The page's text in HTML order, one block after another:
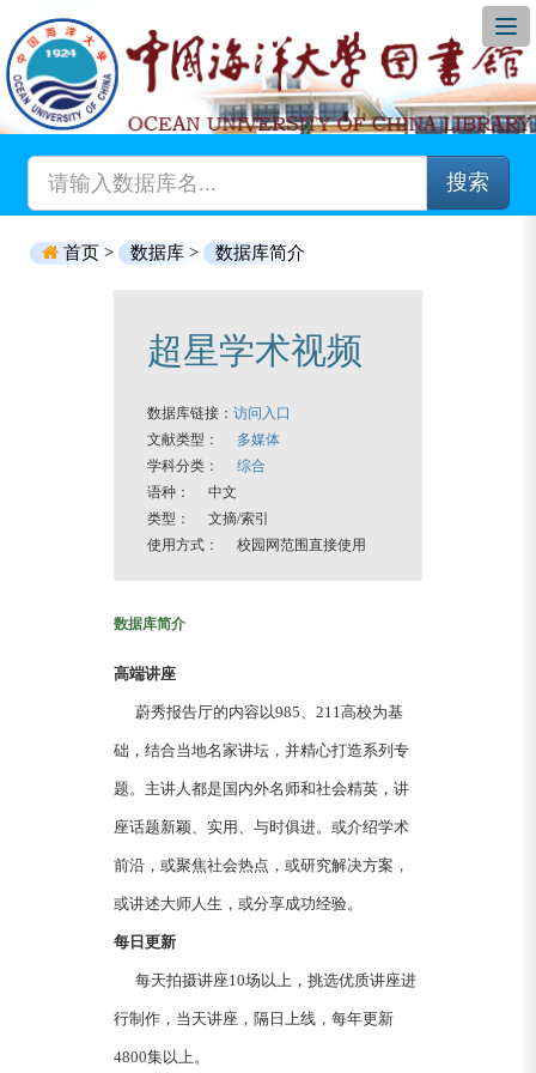
搜索
首页 > 数据库 > 数据库简介
超星学术视频
数据库链接： 访问入口
文献类型： 多媒体
学科分类： 综合
语种： 中文
类型： 文摘/索引
使用方式： 校园网范围直接使用
数据库简介
高端讲座
蔚秀报告厅的内容以985、211高校为基
础，结合当地名家讲坛，并精心打造系列专
题。主讲人都是国内外名师和社会精英，讲
座话题新颖、实用、与时俱进。或介绍学术
前沿，或聚焦社会热点，或研究解决方案，
或讲述大师人生，或分享成功经验。
每日更新
每天拍摄讲座10场以上，挑选优质讲座进
行制作，当天讲座，隔日上线，每年更新
4800集以上。